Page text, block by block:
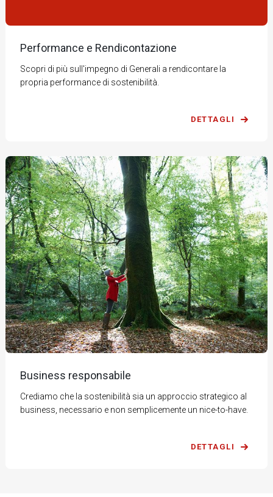
Performance e Rendicontazione
Scopri di più sull'impegno di Generali a rendicontare la
propria performance di sostenibilità.
DETTAGLI
Business responsabile
Crediamo che la sostenibilità sia un approccio strategico al
business, necessario e non semplicemente un nice-to-have.
DETTAGLI